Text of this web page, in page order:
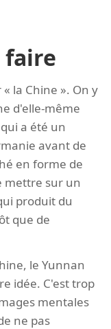
faire
la Chine ». On y
d'elle-même
a été un
avant de
en forme de
mettre sur un
produit du
que de
le Yunnan
idée. C'est trop
mentales
ne pas